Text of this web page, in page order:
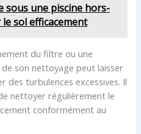
sous une piscine hors-
sol efficacement
du filtre ou une
son nettoyage peut laisser
des turbulences excessives. Il
nettoyer régulièrement le
conformément au